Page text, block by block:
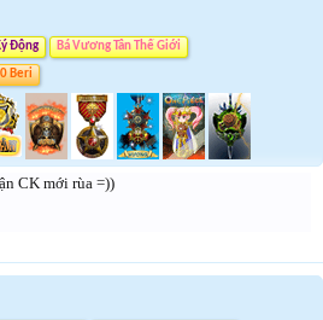
Động Bá Vương Tân Thế Giới
Beri
CK mới rùa =))